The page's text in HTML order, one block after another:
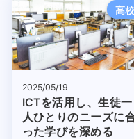
高校
2025/05/19
ICTを活用し、生徒一
人ひとりのニーズに
った学びを深める